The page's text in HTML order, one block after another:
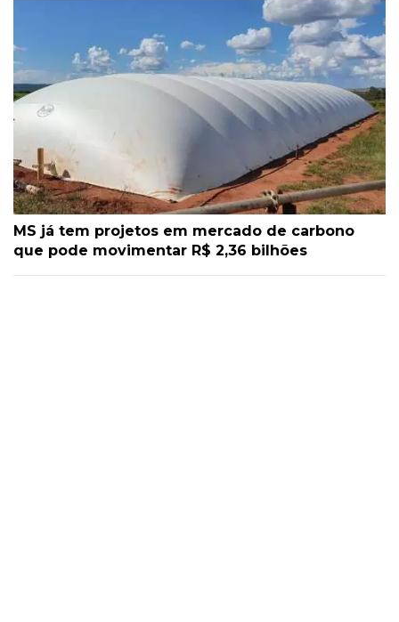
MS já tem projetos em mercado de carbono
que pode movimentar R$ 2,36 bilhões